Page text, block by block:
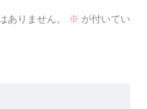
ありません。 ※ が付いてい